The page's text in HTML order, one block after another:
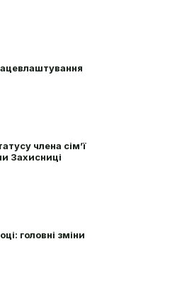
члена сім’ї
Захисниці
головні зміни